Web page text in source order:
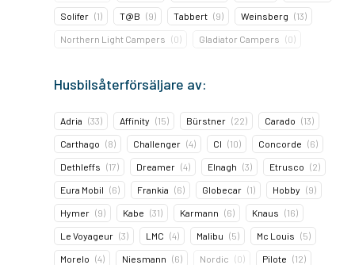
Solifer (1) T@B (9) Tabbert (9) Weinsberg (13)
Northern Light Campers (0) Gladiator Campers (0)
Husbilsåterförsäljare av:
Adria (33) Affinity (15) Bürstner (22) Carado (13)
Carthago (8) Challenger (4) CI (10) Concorde (6)
Dethleffs (17) Dreamer (4) Elnagh (3) Etrusco (2)
Eura Mobil (6) Frankia (6) Globecar (1) Hobby (9)
Hymer (9) Kabe (31) Karmann (6) Knaus (16)
Le Voyageur (3) LMC (4) Malibu (5) Mc Louis (5)
Morelo (4) Niesmann (6) Nordic (0) Pilote (12)